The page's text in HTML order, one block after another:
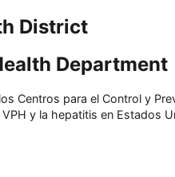
District
Department
Centros para el Control y
y la hepatitis en Estados